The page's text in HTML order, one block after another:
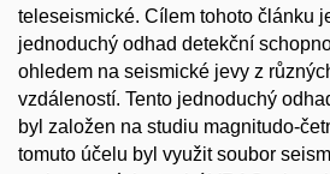
teleseismické. Cílem tohoto článku
jednoduchý odhad detekční
ohledem na seismické jevy z
vzdáleností. Tento jednoduchý
byl založen na studiu magnitudo-
tomuto účelu byl využit soubor